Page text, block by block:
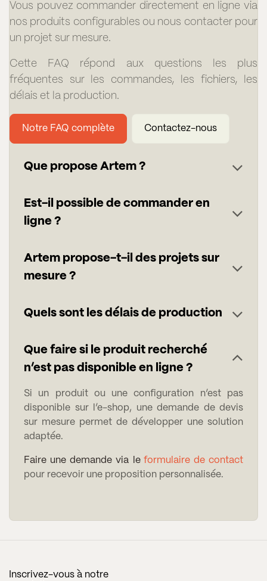
Vous pouvez commander directement en ligne via
nos produits configurables ou nous contacter pour
un projet sur mesure.
Cette FAQ répond aux questions les plus
fréquentes sur les commandes, les fichiers, les
délais et la production.
Notre FAQ complète Contactez-nous
Que propose Artem ?
Est-il possible de commander en
ligne ?
Artem propose-t-il des projets sur
mesure ?
Quels sont les délais de production
Que faire si le produit recherché
n’est pas disponible en ligne ?
Si un produit ou une configuration n’est pas
disponible sur l’e-shop, une demande de devis
sur mesure permet de développer une solution
adaptée.
Faire une demande via le formulaire de contact
pour recevoir une proposition personnalisée.
Inscrivez-vous à notre